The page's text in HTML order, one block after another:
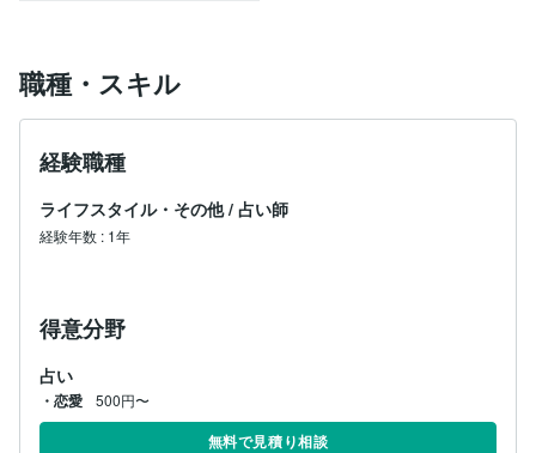
③  幸せになる為の、キーワードを教えてくれる。
占いは、魔法ではありません。
幸せに生きていく為の道先案内人です。
あなたが、人生に迷ったり立ち止まってしまったら、
私が一緒に寄り添い、光が見える未来へとガイドしま
生きられるお手伝いをします。
職種・スキル
経験職種
ライフスタイル・その他 / 占い師
経験年数 : 1年
得意分野
占い
・恋愛 500円〜
無料で見積り相談